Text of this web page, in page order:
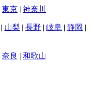
東京 | 神奈川
| 山梨 | 長野 | 岐阜 | 静岡 |
奈良 | 和歌山